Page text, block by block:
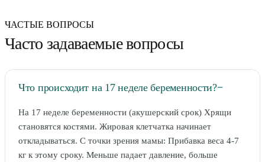
ЧАСТЫЕ ВОПРОСЫ
Часто задаваемые вопросы
Что происходит на 17 неделе беременности?−
На 17 неделе беременности (акушерский срок) Хрящи
становятся костями. Жировая клетчатка начинает
откладываться. С точки зрения мамы: Прибавка веса 4-7
кг к этому сроку. Меньше падает давление, больше